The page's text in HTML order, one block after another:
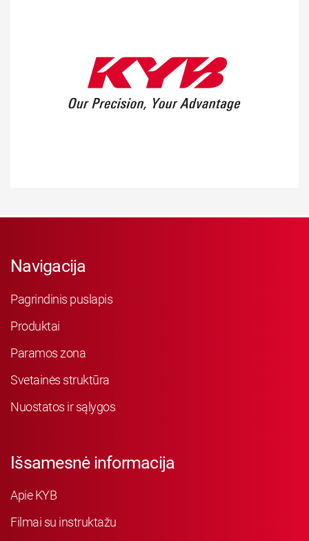
Navigacija
Pagrindinis puslapis
Produktai
Paramos zona
Svetainės struktūra
Nuostatos ir sąlygos
Išsamesnė informacija
Apie KYB
Filmai su instruktažu